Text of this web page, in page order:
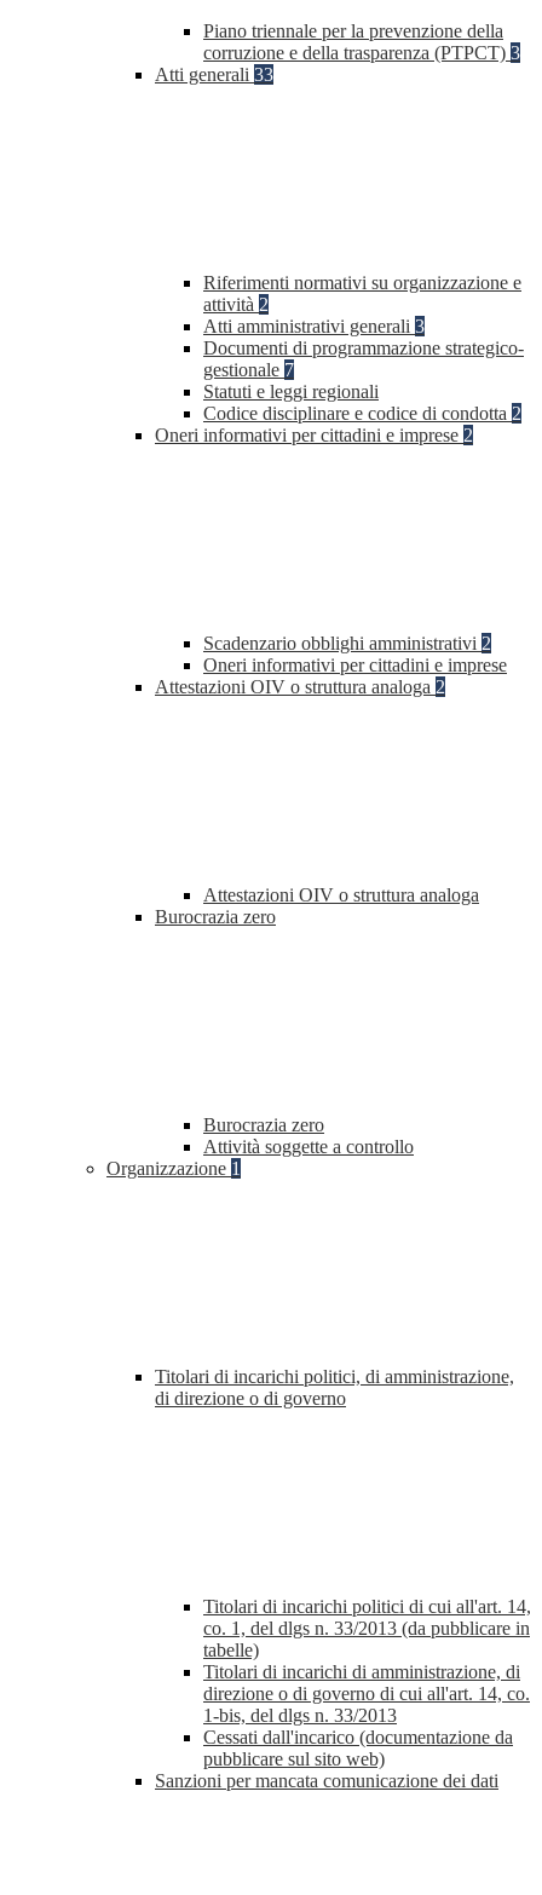
Piano triennale per la prevenzione della
corruzione e della trasparenza (PTPCT) 3
Atti generali 33
Riferimenti normativi su organizzazione e
attività 2
Atti amministrativi generali 3
Documenti di programmazione strategico-
gestionale 7
Statuti e leggi regionali
Codice disciplinare e codice di condotta 2
Oneri informativi per cittadini e imprese 2
Scadenzario obblighi amministrativi 2
Oneri informativi per cittadini e imprese
Attestazioni OIV o struttura analoga 2
Attestazioni OIV o struttura analoga
Burocrazia zero
Burocrazia zero
Attività soggette a controllo
Organizzazione 1
Titolari di incarichi politici, di amministrazione,
di direzione o di governo
Titolari di incarichi politici di cui all'art. 14,
co. 1, del dlgs n. 33/2013 (da pubblicare in
tabelle)
Titolari di incarichi di amministrazione, di
direzione o di governo di cui all'art. 14, co.
1-bis, del dlgs n. 33/2013
Cessati dall'incarico (documentazione da
pubblicare sul sito web)
Sanzioni per mancata comunicazione dei dati